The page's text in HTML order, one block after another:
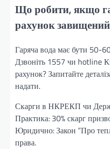
Що робити, якщо
рахунок завищений
Гаряча вода має бути 50-
Дзвоніть 1557 чи hotline
рахунок? Запитайте
надати.
Скарги в НКРЕКП чи
Практика: 30% скарг
Юридично: Закон “Про
права.